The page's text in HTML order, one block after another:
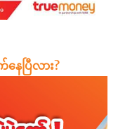
နေပြီလား?